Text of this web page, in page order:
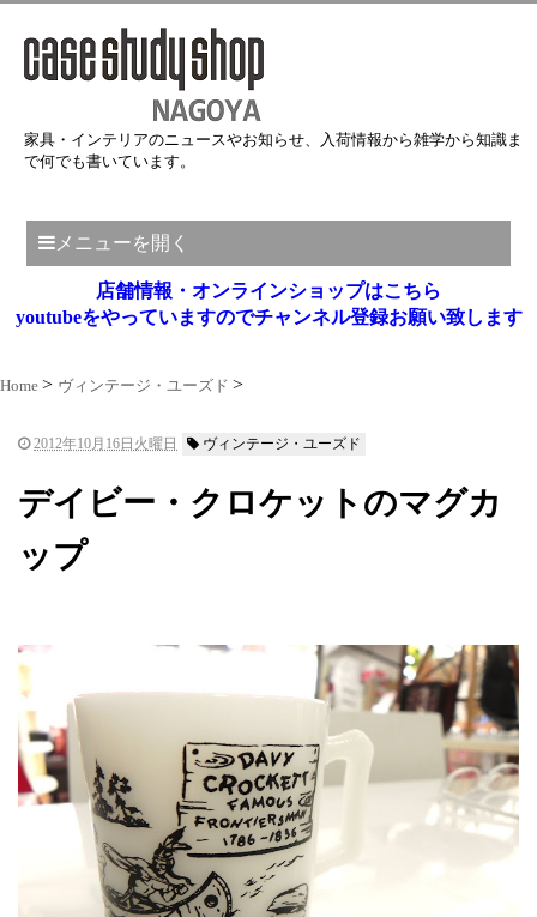
家具・インテリアのニュースやお知らせ、入荷情報から雑学から知識ま
で何でも書いています。
メニューを開く
店舗情報・オンラインショップはこちら
youtubeをやっていますのでチャンネル登録お願い致します
Home ヴィンテージ・ユーズド
2012年10月16日火曜日 ヴィンテージ・ユーズド
デイビー・クロケットのマグカ
ップ